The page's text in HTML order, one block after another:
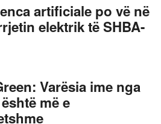
artificiale po vë në
elektrik të SHBA-
Varësia ime nga
më e